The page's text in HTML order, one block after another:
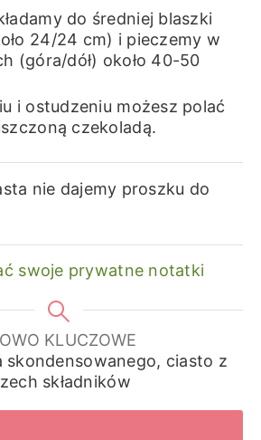
do średniej blaszki
24/24 cm) i pieczemy w
(góra/dół) około 40-50
i ostudzeniu możesz polać
czekoladą.
nie dajemy proszku do
swoje prywatne notatki
KLUCZOWE
skondensowanego, ciasto z
składników